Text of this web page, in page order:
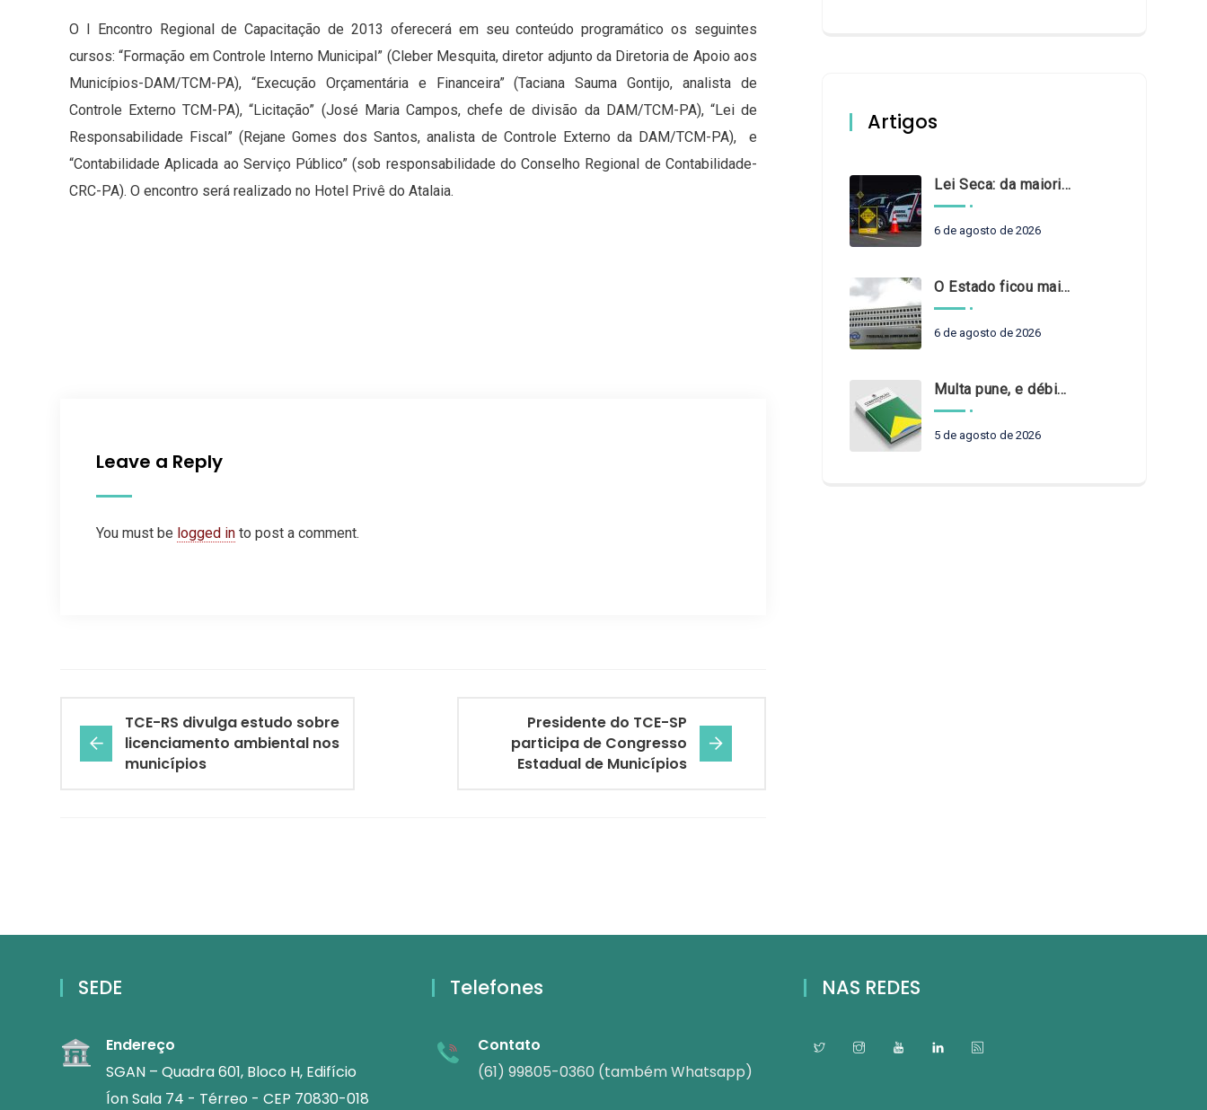
O I Encontro Regional de Capacitação de 2013 oferecerá em seu conteúdo programático os seguintes
cursos: “Formação em Controle Interno Municipal” (Cleber Mesquita, diretor adjunto da Diretoria de Apoio aos
Municípios-DAM/TCM-PA), “Execução Orçamentária e Financeira” (Taciana Sauma Gontijo, analista de
Controle Externo TCM-PA), “Licitação” (José Maria Campos, chefe de divisão da DAM/TCM-PA), “Lei de
Responsabilidade Fiscal” (Rejane Gomes dos Santos, analista de Controle Externo da DAM/TCM-PA), e
“Contabilidade Aplicada ao Serviço Público” (sob responsabilidade do Conselho Regional de Contabilidade-
CRC-PA). O encontro será realizado no Hotel Privê do Atalaia.
Leave a Reply
You must be logged in to post a comment.
TCE-RS divulga estudo sobre
licenciamento ambiental nos
municípios
Presidente do TCE-SP
participa de Congresso
Estadual de Municípios
Artigos
Lei Seca: da maioridade à maturidade
6 de agosto de 2026
O Estado ficou mais complexo. O controle precisa acompanhar
6 de agosto de 2026
Multa pune, e débito recompõe. § 3º do art. 71 da Constituição: um problema de legística formal
5 de agosto de 2026
SEDE
Endereço
SGAN – Quadra 601, Bloco H, Edifício
Íon Sala 74 - Térreo - CEP 70830-018
Telefones
Contato
(61) 99805-0360 (também Whatsapp)
NAS REDES